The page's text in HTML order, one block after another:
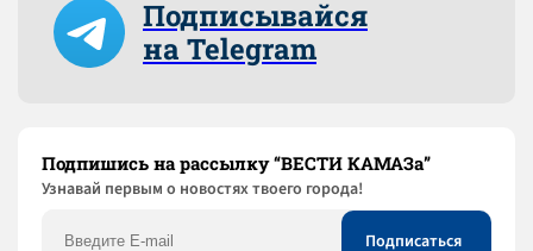
Подписывайся
на Telegram
Подпишись на рассылку “ВЕСТИ КАМАЗа”
Узнaвай первым о новостях твоего города!